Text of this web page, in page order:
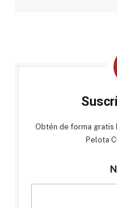
Obtén de forma gratis
Pelota